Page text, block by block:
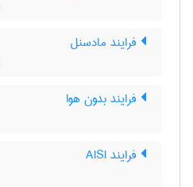
فرایند مادسنل
فرایند بدون هوا
فرایند AISI